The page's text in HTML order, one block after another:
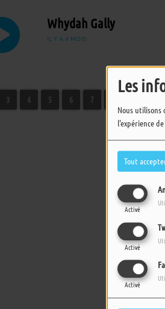
Les
Nous utilisons
l'expérience
Tout
Activé
Activé
Activé
Whydah Gally
IL Y A 4 MOIS
3 4 5 6 7